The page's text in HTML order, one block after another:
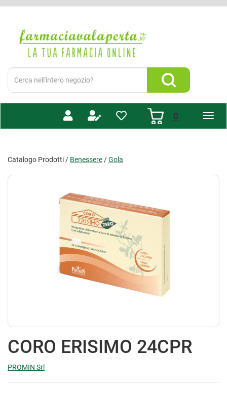
principale
Valaperta
Cerca
Prodotto
Cerca Prodotto
0prodotti
Catalogo Prodotti / Benessere /Gola
CORO ERISIMO 24CPR
PROMIN Srl